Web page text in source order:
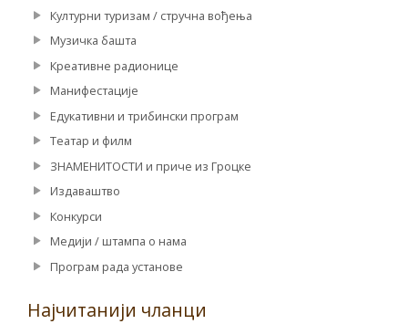
Културни туризам / стручна вођења
Музичка башта
Креативне радионице
Манифестације
Едукативни и трибински програм
Театар и филм
ЗНАМЕНИТОСТИ и приче из Гроцке
Издаваштво
Конкурси
Медији / штампа о нама
Програм рада установе
Најчитанији чланци